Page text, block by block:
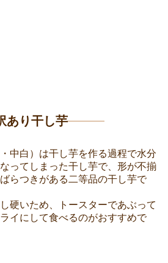
あり干し芋
中白）は干し芋を作る過程で水分
ってしまった干し芋で、形が不揃
らつきがある二等品の干し芋で
硬いため、トースターであぶって
イにして食べるのがおすすめで